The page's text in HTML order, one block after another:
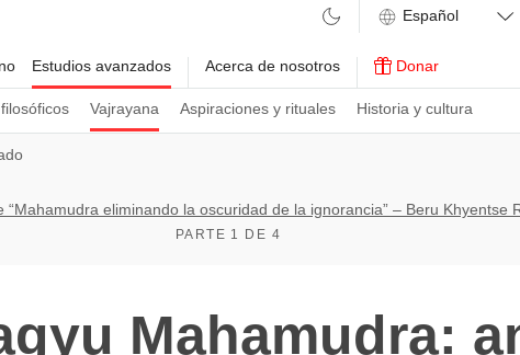
Estudios avanzados
Vajrayana Aspiraciones y rituales Historia y cultura
Acerca de nosotros Donar
“Mahamudra eliminando la oscuridad de la ignorancia” – Beru Khyentse
PARTE 1 DE 4
Mahamudra: